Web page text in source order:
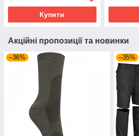
Купити
Акційні пропозиції та новинки
–36% –35%